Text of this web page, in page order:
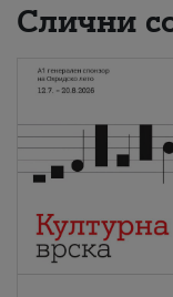
Слични